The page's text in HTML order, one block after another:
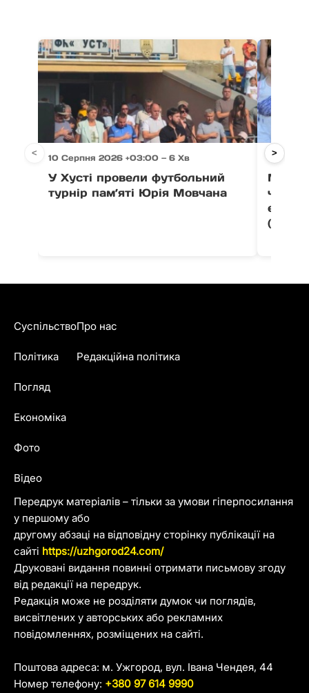
10 Серпня 2026 +03:00 — 6 Хв
У Хусті провели футбольний
турнір пам’яті Юрія Мовчана
10
етапі
(фото)
< >
Передрук матеріалів – тільки за умови гіперпосилання
у першому або
другому абзаці на відповідну сторінку публікації на
сайті https://uzhgorod24.com/
Друковані видання повинні отримати письмову згоду
від редакції на передрук.
Редакція може не розділяти думок чи поглядів,
висвітлених у авторських або рекламних
повідомленнях, розміщених на сайті.
Поштова адреса: м. Ужгород, вул. Івана Чендея, 44
Номер телефону: +380 97 614 9990
Суспільство
Політика
Погляд
Економіка
Фото
Відео
Про нас
Редакційна політика